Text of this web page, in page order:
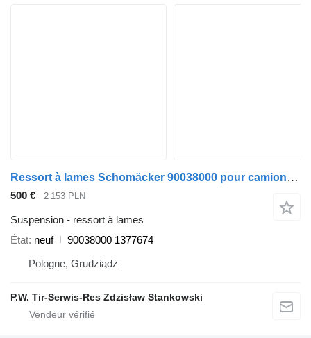
Ressort à lames Schomäcker 90038000 pour camion Scania
500 € 2 153 PLN
Suspension - ressort à lames
État neuf
90038000 1377674
Pologne, Grudziądz
P.W. Tir-Serwis-Res Zdzisław Stankowski